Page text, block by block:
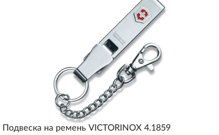
Подвеска на ремень VICTORINOX 4.1859